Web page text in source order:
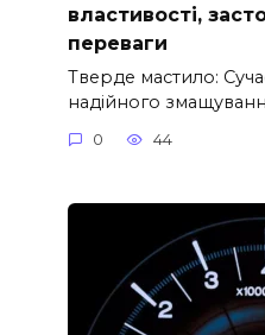
властивості,
переваги
Тверде мастило:
надійного
0 44